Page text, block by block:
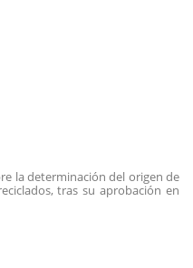
la determinación del origen de
tras su aprobación en